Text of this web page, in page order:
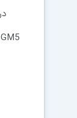
GM5 می باشد.